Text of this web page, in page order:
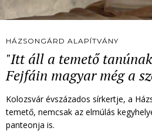
HÁZSONGÁRD ALAPÍTVÁNY
"Itt áll a temető tanúnak
Fejfáin magyar még a
Kolozsvár évszázados sírkertje, a
temető, nemcsak az elmúlás
panteonja is.